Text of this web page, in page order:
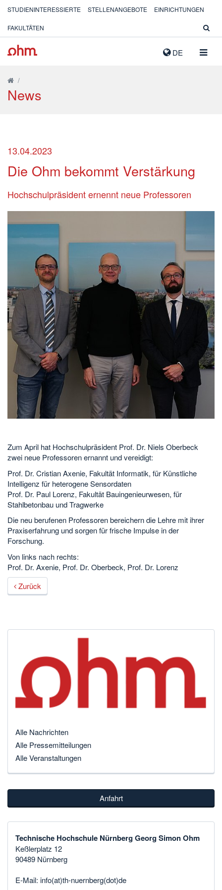
DE
STUDIENINTERESSIERTE STELLENANGEBOTE EINRICHTUNGEN
FAKULTÄTEN
/
News
13.04.2023
Die Ohm bekommt Verstärkung
Hochschulpräsident ernennt neue Professoren
Zum April hat Hochschulpräsident Prof. Dr. Niels Oberbeck
zwei neue Professoren ernannt und vereidigt:
Prof. Dr. Cristian Axenie, Fakultät Informatik, für Künstliche
Intelligenz für heterogene Sensordaten
Prof. Dr. Paul Lorenz, Fakultät Bauingenieurwesen, für
Stahlbetonbau und Tragwerke
Die neu berufenen Professoren bereichern die Lehre mit ihrer
Praxiserfahrung und sorgen für frische Impulse in der
Forschung.
Von links nach rechts:
Prof. Dr. Axenie, Prof. Dr. Oberbeck, Prof. Dr. Lorenz
Zurück
Alle Nachrichten
Alle Pressemitteilungen
Alle Veranstaltungen
Anfahrt
Technische Hochschule Nürnberg Georg Simon Ohm
Keßlerplatz 12
90489 Nürnberg
E-Mail: info(at)th-nuernberg(dot)de